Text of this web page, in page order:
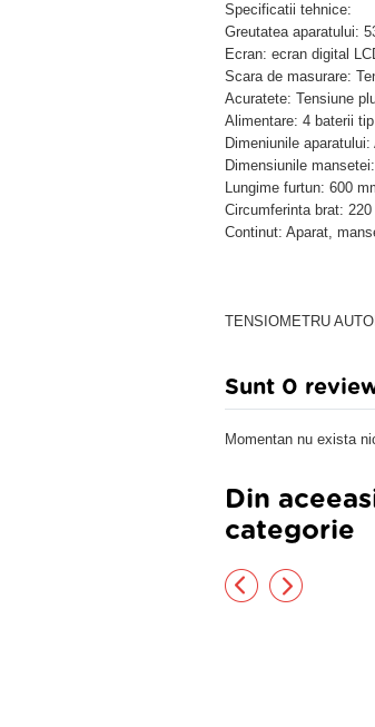
Specificatii tehnice:
Greutatea aparatului:
Ecran: ecran digital
Scara de masurare:
Acuratete: Tensiune
Alimentare: 4 baterii
Dimeniunile
Dimensiunile
Lungime furtun: 600
Circumferinta brat:
Continut: Aparat,
TENSIOMETRU
Sunt 0
Momentan nu exista
Din
categorie